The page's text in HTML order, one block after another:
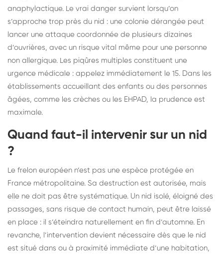
anaphylactique. Le vrai danger survient lorsqu’on
s’approche trop près du nid : une colonie dérangée peut
lancer une attaque coordonnée de plusieurs dizaines
d’ouvrières, avec un risque vital même pour une personne
non allergique. Les piqûres multiples constituent une
urgence médicale : appelez immédiatement le 15. Dans les
établissements accueillant des enfants ou des personnes
âgées, comme les crèches ou les EHPAD, la prudence est
maximale.
Quand faut-il intervenir sur un nid
?
Le frelon européen n’est pas une espèce protégée en
France métropolitaine. Sa destruction est autorisée, mais
elle ne doit pas être systématique. Un nid isolé, éloigné des
passages, sans risque de contact humain, peut être laissé
en place : il s’éteindra naturellement en fin d’automne. En
revanche, l’intervention devient nécessaire dès que le nid
est situé dans ou à proximité immédiate d’une habitation,